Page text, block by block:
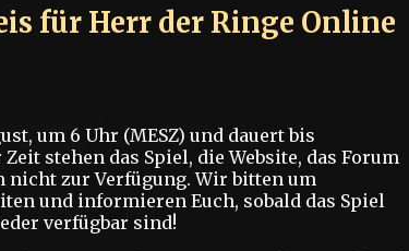
für Herr der Ringe Online
um 6 Uhr (MESZ) und dauert bis
stehen das Spiel, die Website, das Forum
nicht zur Verfügung. Wir bitten um
und informieren Euch, sobald das Spiel
verfügbar sind!